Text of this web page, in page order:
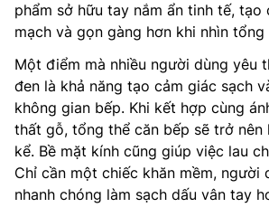
phẩm sở hữu tay nắm ẩn tinh tế, tạo
mạch và gọn gàng hơn khi nhìn tổng
Một điểm mà nhiều người dùng yêu
đen là khả năng tạo cảm giác sạch
không gian bếp. Khi kết hợp cùng
thất gỗ, tổng thể căn bếp sẽ trở nên
kể. Bề mặt kính cũng giúp việc lau
Chỉ cần một chiếc khăn mềm, người
nhanh chóng làm sạch dấu vân tay